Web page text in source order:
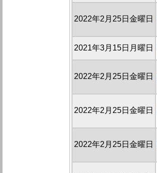
2022年2月25日金曜日
2021年3月15日月曜日
2022年2月25日金曜日
2022年2月25日金曜日
2022年2月25日金曜日